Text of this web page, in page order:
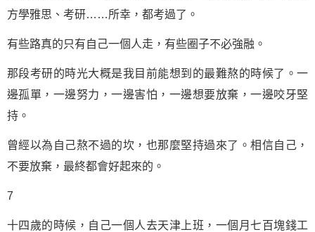
方學雅思、考研……所幸，都考過了。
有些路真的只有自己一個人走，有些圈子不必強融。
那段考研的時光大概是我目前能想到的最難熬的時候了。一
邊孤單，一邊努力，一邊害怕，一邊想要放棄，一邊咬牙堅
持。
曾經以為自己熬不過的坎，也那麼堅持過來了。相信自己，
不要放棄，最終都會好起來的。
7
十四歲的時候，自己一個人去天津上班，一個月七百塊錢工